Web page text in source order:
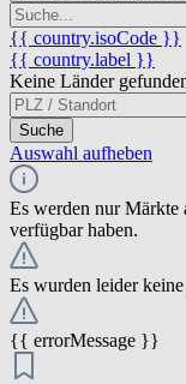
{{ country.isoCode }}
{{ country.label }}
Keine Länder
Suche
Auswahl aufheben
Es werden nur Märkte
verfügbar haben.
Es wurden leider
{{ errorMessage }}